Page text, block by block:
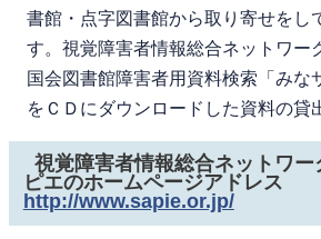
書館・点字図書館から取り寄せをし
す。視覚障害者情報総合ネットワー
国会図書館障害者用資料検索「みな
をＣＤにダウンロードした資料の貸
視覚障害者情報総合ネットワ
ピエのホームページアドレス
http://www.sapie.or.jp/